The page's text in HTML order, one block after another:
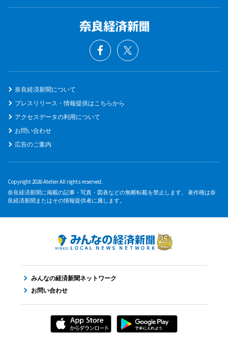
奈良経済新聞について
プレスリリース・情報提供はこちらから
アクセスデータの利用について
お問い合わせ
広告のご案内
Copyright 2026 Atelier All rights reserved.
奈良経済新聞に掲載の記事・写真・図表などの無断転載を禁止します。 著作権は奈
良経済新聞またはその情報提供者に属します。
みんなの経済新聞ネットワーク
お問い合わせ